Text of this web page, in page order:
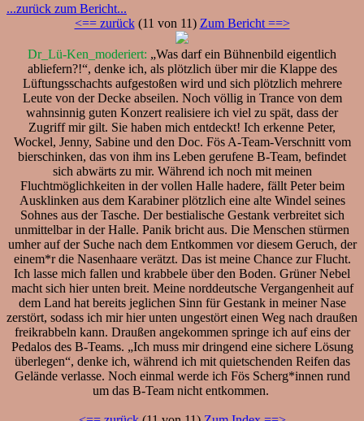
...zurück zum Bericht...
<== zurück(11 von 11) Zum Bericht ==>
Dr_Lü-Ken_moderiert: „Was darf ein Bühnenbild eigentlich
abliefern?!“, denke ich, als plötzlich über mir die Klappe des
Lüftungsschachts aufgestoßen wird und sich plötzlich mehrere
Leute von der Decke abseilen. Noch völlig in Trance von dem
wahnsinnig guten Konzert realisiere ich viel zu spät, dass der
Zugriff mir gilt. Sie haben mich entdeckt! Ich erkenne Peter,
Wockel, Jenny, Sabine und den Doc. Fös A-Team-Verschnitt vom
bierschinken, das von ihm ins Leben gerufene B-Team, befindet
sich abwärts zu mir. Während ich noch mit meinen
Fluchtmöglichkeiten in der vollen Halle hadere, fällt Peter beim
Ausklinken aus dem Karabiner plötzlich eine alte Windel seines
Sohnes aus der Tasche. Der bestialische Gestank verbreitet sich
unmittelbar in der Halle. Panik bricht aus. Die Menschen stürmen
umher auf der Suche nach dem Entkommen vor diesem Geruch, der
einem*r die Nasenhaare verätzt. Das ist meine Chance zur Flucht.
Ich lasse mich fallen und krabbele über den Boden. Grüner Nebel
macht sich hier unten breit. Meine norddeutsche Vergangenheit auf
dem Land hat bereits jeglichen Sinn für Gestank in meiner Nase
zerstört, sodass ich mir hier unten ungestört einen Weg nach draußen
freikrabbeln kann. Draußen angekommen springe ich auf eins der
Pedalos des B-Teams. „Ich muss mir dringend eine sichere Lösung
überlegen“, denke ich, während ich mit quietschenden Reifen das
Gelände verlasse. Noch einmal werde ich Fös Scherg*innen rund
um das B-Team nicht entkommen.